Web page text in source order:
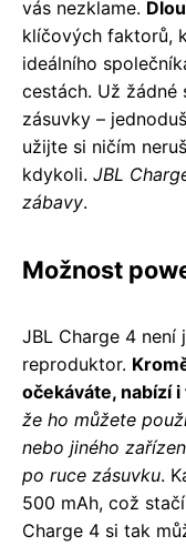
vás nezklame.
klíčových faktorů,
ideálního
cestách. Už žádné
zásuvky –
užijte si ničím
kdykoli. JBL
zábavy.
Možnost
JBL Charge 4
reproduktor.
očekáváte, nabízí
že ho můžete
nebo jiného
po ruce zásuvku.
500 mAh, což
Charge 4 si tak